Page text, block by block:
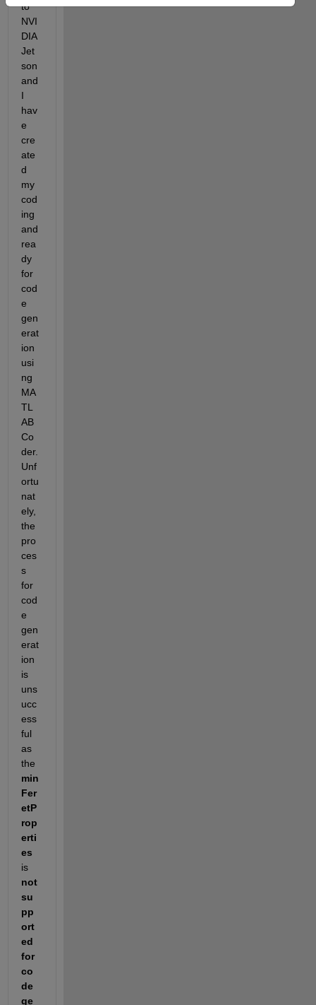
to
NVI
DIA
Jet
son
and
I
hav
e
cre
ate
d
my
cod
ing
and
rea
dy
for
cod
e
gen
erat
ion
usi
ng
MA
TL
AB
Co
der.
Unf
ortu
nat
ely,
the
pro
ces
s
for
cod
e
gen
erat
ion
is
uns
ucc
ess
ful
as
min
Fer
etP
rop
erti
es
is
not
su
pp
ort
ed
for
co
de
ge